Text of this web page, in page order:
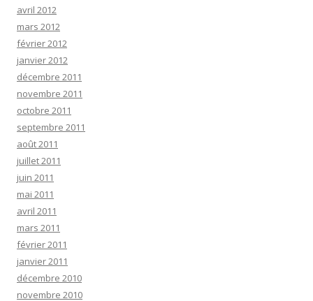
avril 2012
mars 2012
février 2012
janvier 2012
décembre 2011
novembre 2011
octobre 2011
septembre 2011
août 2011
juillet 2011
juin 2011
mai 2011
avril 2011
mars 2011
février 2011
janvier 2011
décembre 2010
novembre 2010